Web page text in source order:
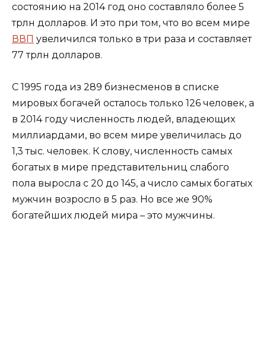
состоянию на 2014 год оно составляло более 5
трлн долларов. И это при том, что во всем мире
ВВП увеличился только в три раза и составляет
77 трлн долларов.
С 1995 года из 289 бизнесменов в списке
мировых богачей осталось только 126 человек, а
в 2014 году численность людей, владеющих
миллиардами, во всем мире увеличилась до
1,3 тыс. человек. К слову, численность самых
богатых в мире представительниц слабого
пола выросла с 20 до 145, а число самых богатых
мужчин возросло в 5 раз. Но все же 90%
богатейших людей мира – это мужчины.